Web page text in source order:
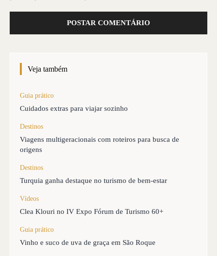
Veja também
Guia prático
Cuidados extras para viajar sozinho
Destinos
Viagens multigeracionais com roteiros para busca de
origens
Destinos
Turquia ganha destaque no turismo de bem-estar
Vídeos
Clea Klouri no IV Expo Fórum de Turismo 60+
Guia prático
Vinho e suco de uva de graça em São Roque